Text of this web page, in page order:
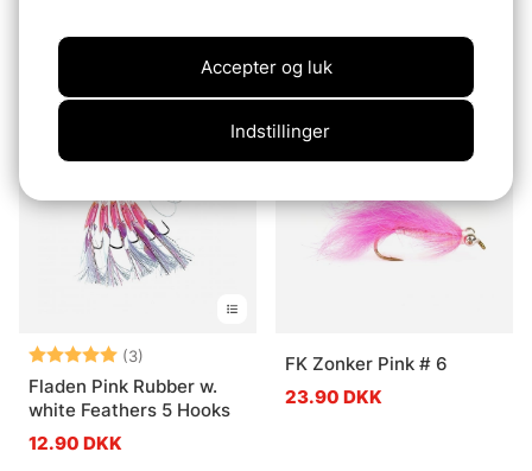
pack)
54.90 DKK
Vurdering: (3)
5.0 ud af 5 stjerner
Fladen Pink Rubber w.
white Feathers 5 Hooks
12.90 DKK
FK Zonker Pink # 6
23.90 DKK
Indstillinger
Accepter og luk